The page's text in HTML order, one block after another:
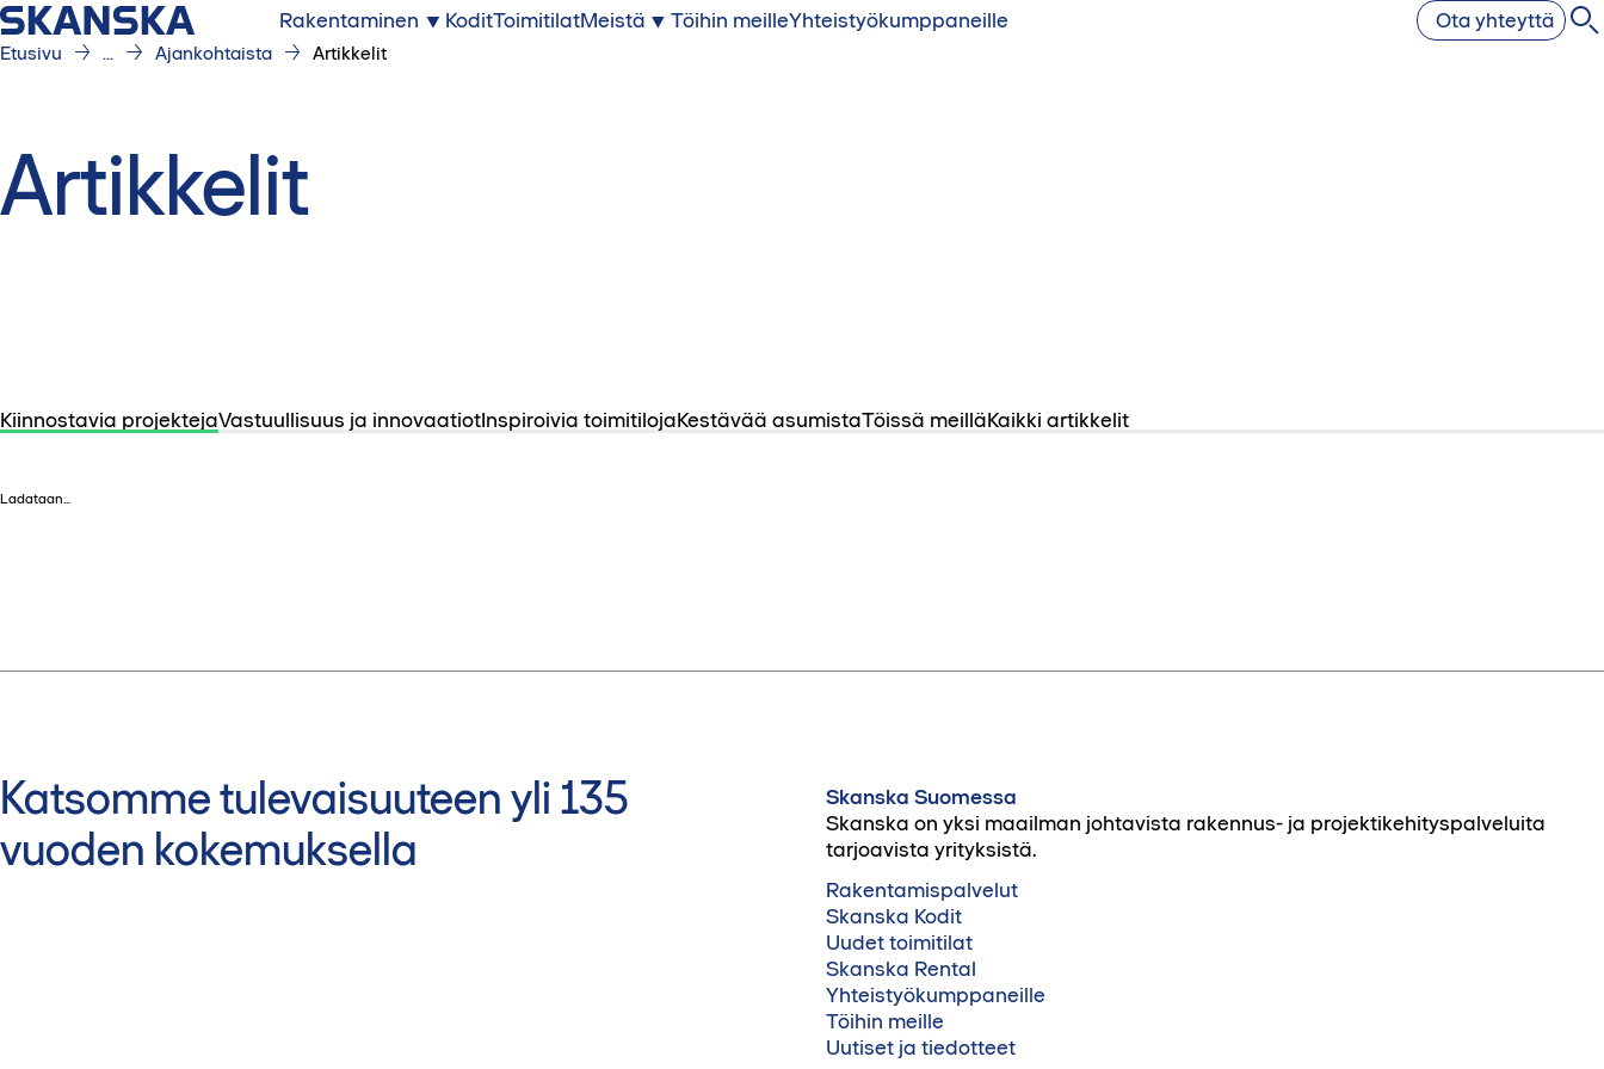
Rakentaminen KoditToimitilatMeistä Töihin meilleYhteistyökumppaneille Ota yhteyttä
Etusivu ... Ajankohtaista Artikkelit
Artikkelit
Kiinnostavia projektejaVastuullisuus ja innovaatiotInspiroivia toimitilojaKestävää asumistaTöissä meilläKaikki artikkelit
Ladataan...
Katsomme tulevaisuuteen yli 135
vuoden kokemuksella
Skanska Suomessa
Skanska on yksi maailman johtavista rakennus- ja projektikehityspalveluita
tarjoavista yrityksistä.
Rakentamispalvelut
Skanska Kodit
Uudet toimitilat
Skanska Rental
Yhteistyökumppaneille
Töihin meille
Uutiset ja tiedotteet